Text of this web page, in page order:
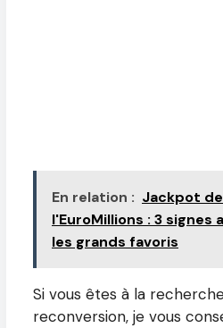
En relation : Jackpot
l'EuroMillions : 3
les grands favoris
Si vous êtes à la
reconversion, je vous